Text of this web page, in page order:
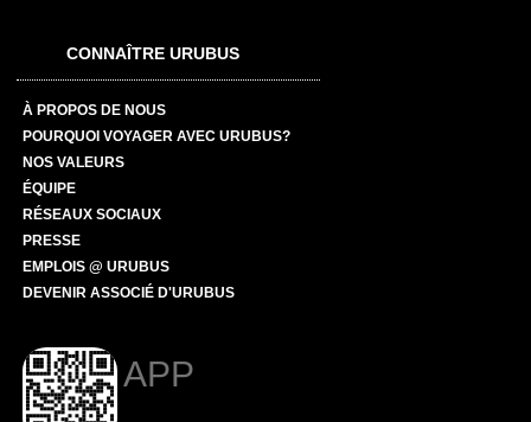
CONNAÎTRE URUBUS
À PROPOS DE NOUS
POURQUOI VOYAGER AVEC URUBUS?
NOS VALEURS
ÉQUIPE
RÉSEAUX SOCIAUX
PRESSE
EMPLOIS @ URUBUS
DEVENIR ASSOCIÉ D'URUBUS
APP